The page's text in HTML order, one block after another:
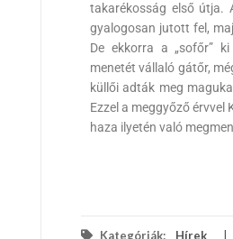
takarékosság első útja.
gyalogosan jutott fel,
De ekkorra a „sofőr”
menetét vállaló gátőr,
küllői adták meg
Ezzel a meggyőző érvvel
haza ilyetén való
Kele
Kategóriák: Hírek